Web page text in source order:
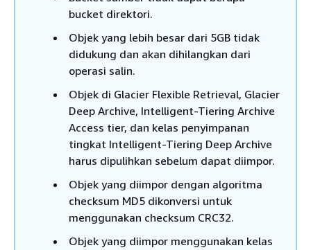
bucket direktori.
Objek yang lebih besar dari 5GB tidak
didukung dan akan dihilangkan dari
operasi salin.
Objek di Glacier Flexible Retrieval, Glacier
Deep Archive, Intelligent-Tiering Archive
Access tier, dan kelas penyimpanan
tingkat Intelligent-Tiering Deep Archive
harus dipulihkan sebelum dapat diimpor.
Objek yang diimpor dengan algoritma
checksum MD5 dikonversi untuk
menggunakan checksum CRC32.
Objek yang diimpor menggunakan kelas